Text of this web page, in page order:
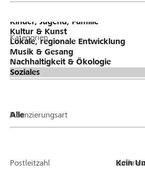
Kategorien
Finanzierungsart
Postleitzahl Umkreis